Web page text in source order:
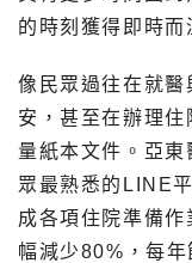
的時刻獲得即時而
像民眾過往在就
安，甚至在辦理
量紙本文件。亞
眾最熟悉的LINE
成各項住院準備
幅減少80%，每